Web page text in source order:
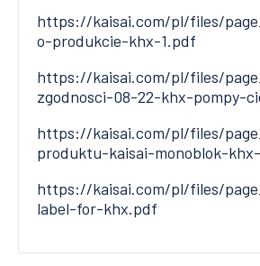
https://kaisai.com/pl/files/
o-produkcie-khx-1.pdf
https://kaisai.com/pl/files/
zgodnosci-08-22-khx-pompy-
https://kaisai.com/pl/files/
produktu-kaisai-monoblok-
https://kaisai.com/pl/files/
label-for-khx.pdf